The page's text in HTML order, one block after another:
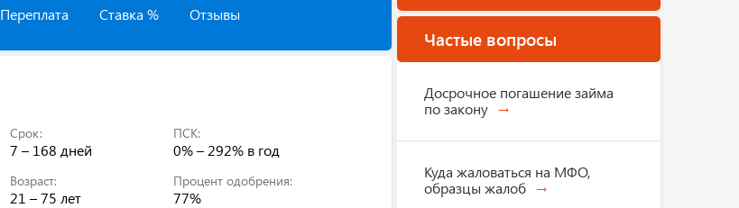
Переплата Ставка % Отзывы
Срок:
7 – 168 дней
ПСК:
0% – 292% в год
Возраст:
21 – 75 лет
Процент одобрения:
77%
Частые вопросы
Досрочное погашение займа
по закону
Куда жаловаться на МФО,
образцы жалоб